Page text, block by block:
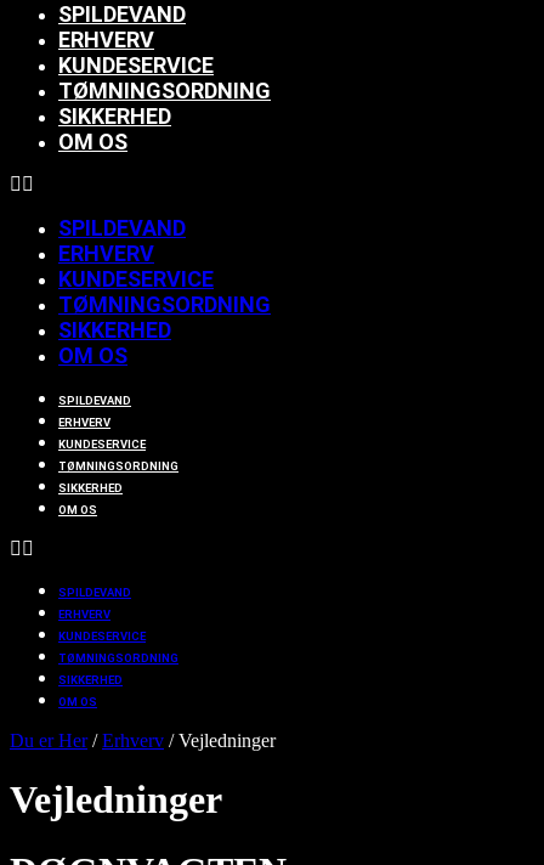
SPILDEVAND
ERHVERV
KUNDESERVICE
TØMNINGSORDNING
SIKKERHED
OM OS
SPILDEVAND
ERHVERV
KUNDESERVICE
TØMNINGSORDNING
SIKKERHED
OM OS
SPILDEVAND
ERHVERV
KUNDESERVICE
TØMNINGSORDNING
SIKKERHED
OM OS
SPILDEVAND
ERHVERV
KUNDESERVICE
TØMNINGSORDNING
SIKKERHED
OM OS
Du er Her/Erhverv /Vejledninger
Vejledninger